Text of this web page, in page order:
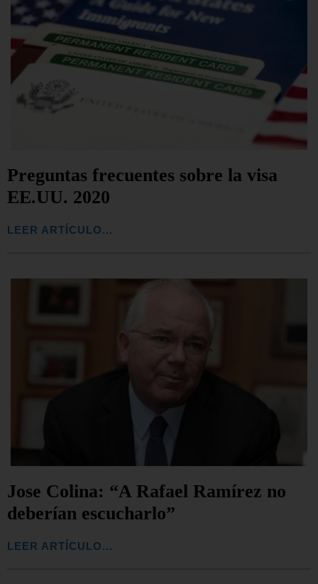
Preguntas frecuentes sobre la visa
EE.UU. 2020
LEER ARTÍCULO...
Jose Colina: “A Rafael Ramírez no
deberían escucharlo”
LEER ARTÍCULO...